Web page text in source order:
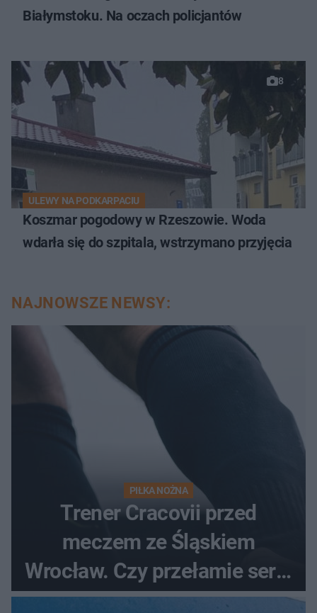
Białymstoku. Na oczach policjantów
8
ULEWY NA PODKARPACIU
Koszmar pogodowy w Rzeszowie. Woda
wdarła się do szpitala, wstrzymano przyjęcia
NAJNOWSZE NEWSY:
PIŁKA NOŻNA
Trener Cracovii przed
meczem ze Śląskiem
Wrocław. Czy przełamie serię
bez wygranej?